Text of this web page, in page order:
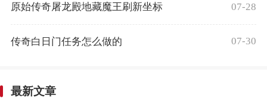
原始传奇屠龙殿地藏魔王刷新坐标 07-28
传奇白日门任务怎么做的 07-30
最新文章